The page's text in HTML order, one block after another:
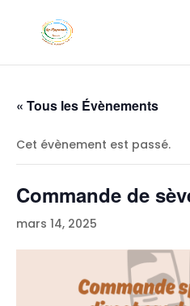
« Tous les Évènements
Cet évènement est passé.
Commande de
mars 14, 2025